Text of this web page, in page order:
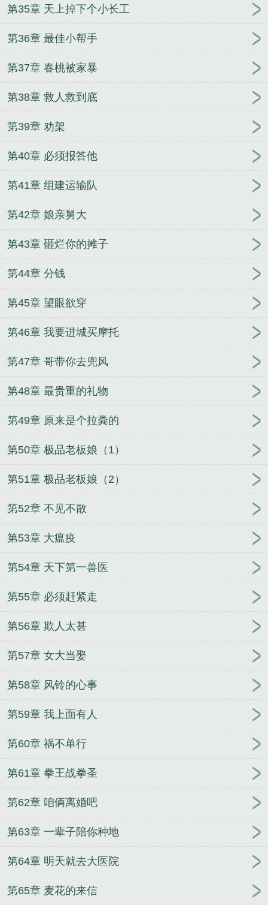
第35章 天上掉下个小长工
第36章 最佳小帮手
第37章 春桃被家暴
第38章 救人救到底
第39章 劝架
第40章 必须报答他
第41章 组建运输队
第42章 娘亲舅大
第43章 砸烂你的摊子
第44章 分钱
第45章 望眼欲穿
第46章 我要进城买摩托
第47章 哥带你去兜风
第48章 最贵重的礼物
第49章 原来是个拉粪的
第50章 极品老板娘（1）
第51章 极品老板娘（2）
第52章 不见不散
第53章 大瘟疫
第54章 天下第一兽医
第55章 必须赶紧走
第56章 欺人太甚
第57章 女大当娶
第58章 风铃的心事
第59章 我上面有人
第60章 祸不单行
第61章 拳王战拳圣
第62章 咱俩离婚吧
第63章 一辈子陪你种地
第64章 明天就去大医院
第65章 麦花的来信